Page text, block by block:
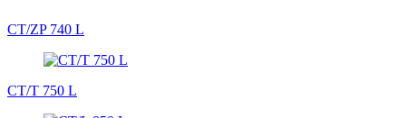
CT/ZP 740 L
CT/T 750 L